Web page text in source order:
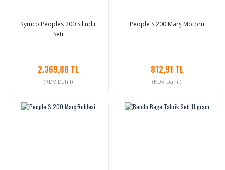
Kymco Peoples 200 Silindir
Seti
2.369,88 TL
(KDV Dahil)
People S 200 Marş Motoru
812,91 TL
(KDV Dahil)